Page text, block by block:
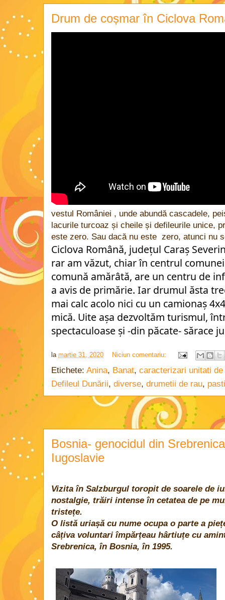
Drum de coșmar în Ciclova
vestul României , unde abundă cascadele,
lacurile turcoaz și cheile și defileurile unice,
este zero. Sau dacă nu este zero, atunci nu
Ciclova Română, județul Caraș
rar am văzut, chiar în centrul
comună amărâtă, are un centru de
a avis de primărie. Iar drumul ăsta
mai calc acolo nici cu un camionaș
mică. Uite așa dezvoltăm turismul,
spectaculoase și -din păcate- sărace
la martie 31, 2020 Niciun comentariu:
Etichete: Anina, Banat, caracterizari unitati
Defileul Dunării, diverse, drumetii de rau,
Bosnia- genocidul din
Iugoslavie
Vizita în Salzburgul toropit de soarele de
nostalgie, trăiri intense în cetatea de pe
tristețe.
O listă uriașă cu nume ocupa o parte a
câțiva voluntari împărțeau hârtiuțe cu
Srebrenica, în Bosnia, în 1995.